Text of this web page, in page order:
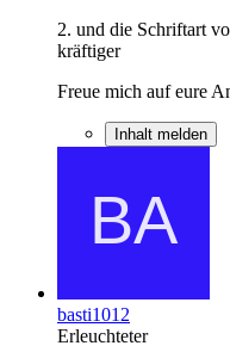
2. und die Schriftart
kräftiger
Freue mich auf eure
Inhalt melden
basti1012
Erleuchteter